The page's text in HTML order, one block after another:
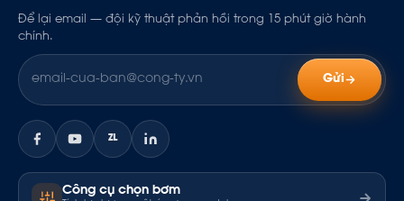
Để lại email — đội kỹ thuật phản hồi trong 15 phút giờ hành
chính.
Gửi
ZL
Công cụ chọn bơm